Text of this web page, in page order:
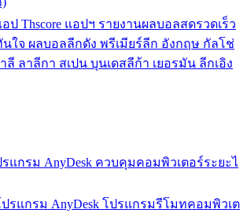
ป Thscore แอปฯ รายงานผลบอลสดรวดเร็ว
ใจ ผลบอลลีกดัง พรีเมียร์ลีก อังกฤษ กัลโช่
ลี ลาลีกา สเปน บุนเดสลีก้า เยอรมัน ลีกเอิง
รแกรม AnyDesk ควบคุมคอมพิวเตอร์ระยะไ
รแกรม AnyDesk โปรแกรมรีโมทคอมพิวเต